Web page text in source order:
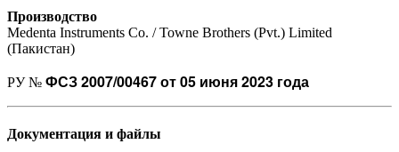
Производство
Medenta Instruments Co. / Towne Brothers (Pvt.) Limited
(Пакистан)
РУ № ФСЗ 2007/00467 от 05 июня 2023 года
Документация и файлы